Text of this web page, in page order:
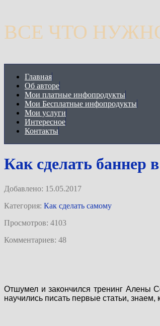
ВСЕ ЧТО
Главная
Об авторе
Мои платные инфопродукты
Мои Бесплатные инфопродукты
Мои услуги
Интересное
Контакты
Как сделать баннер
Добавлено: 15.05.2017
Категория: Как сделать самому
Просмотров: 4103
Комментариев: 48
Отшумел и закончился тренинг Алены
научились писать первые статьи,